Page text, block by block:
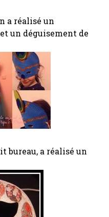
a réalisé un
un déguisement de
bureau, a réalisé un